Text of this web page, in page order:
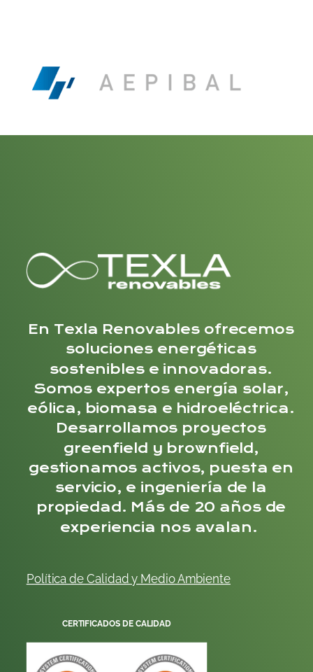
En Texla Renovables ofrecemos
soluciones energéticas
sostenibles e innovadoras.
Somos expertos energía solar,
eólica, biomasa e hidroeléctrica.
Desarrollamos proyectos
greenfield y brownfield,
gestionamos activos, puesta en
servicio, e ingeniería de la
propiedad. Más de 20 años de
experiencia nos avalan.
Política de Calidad y MedioAmbiente
CERTIFICADOS DE CALIDAD